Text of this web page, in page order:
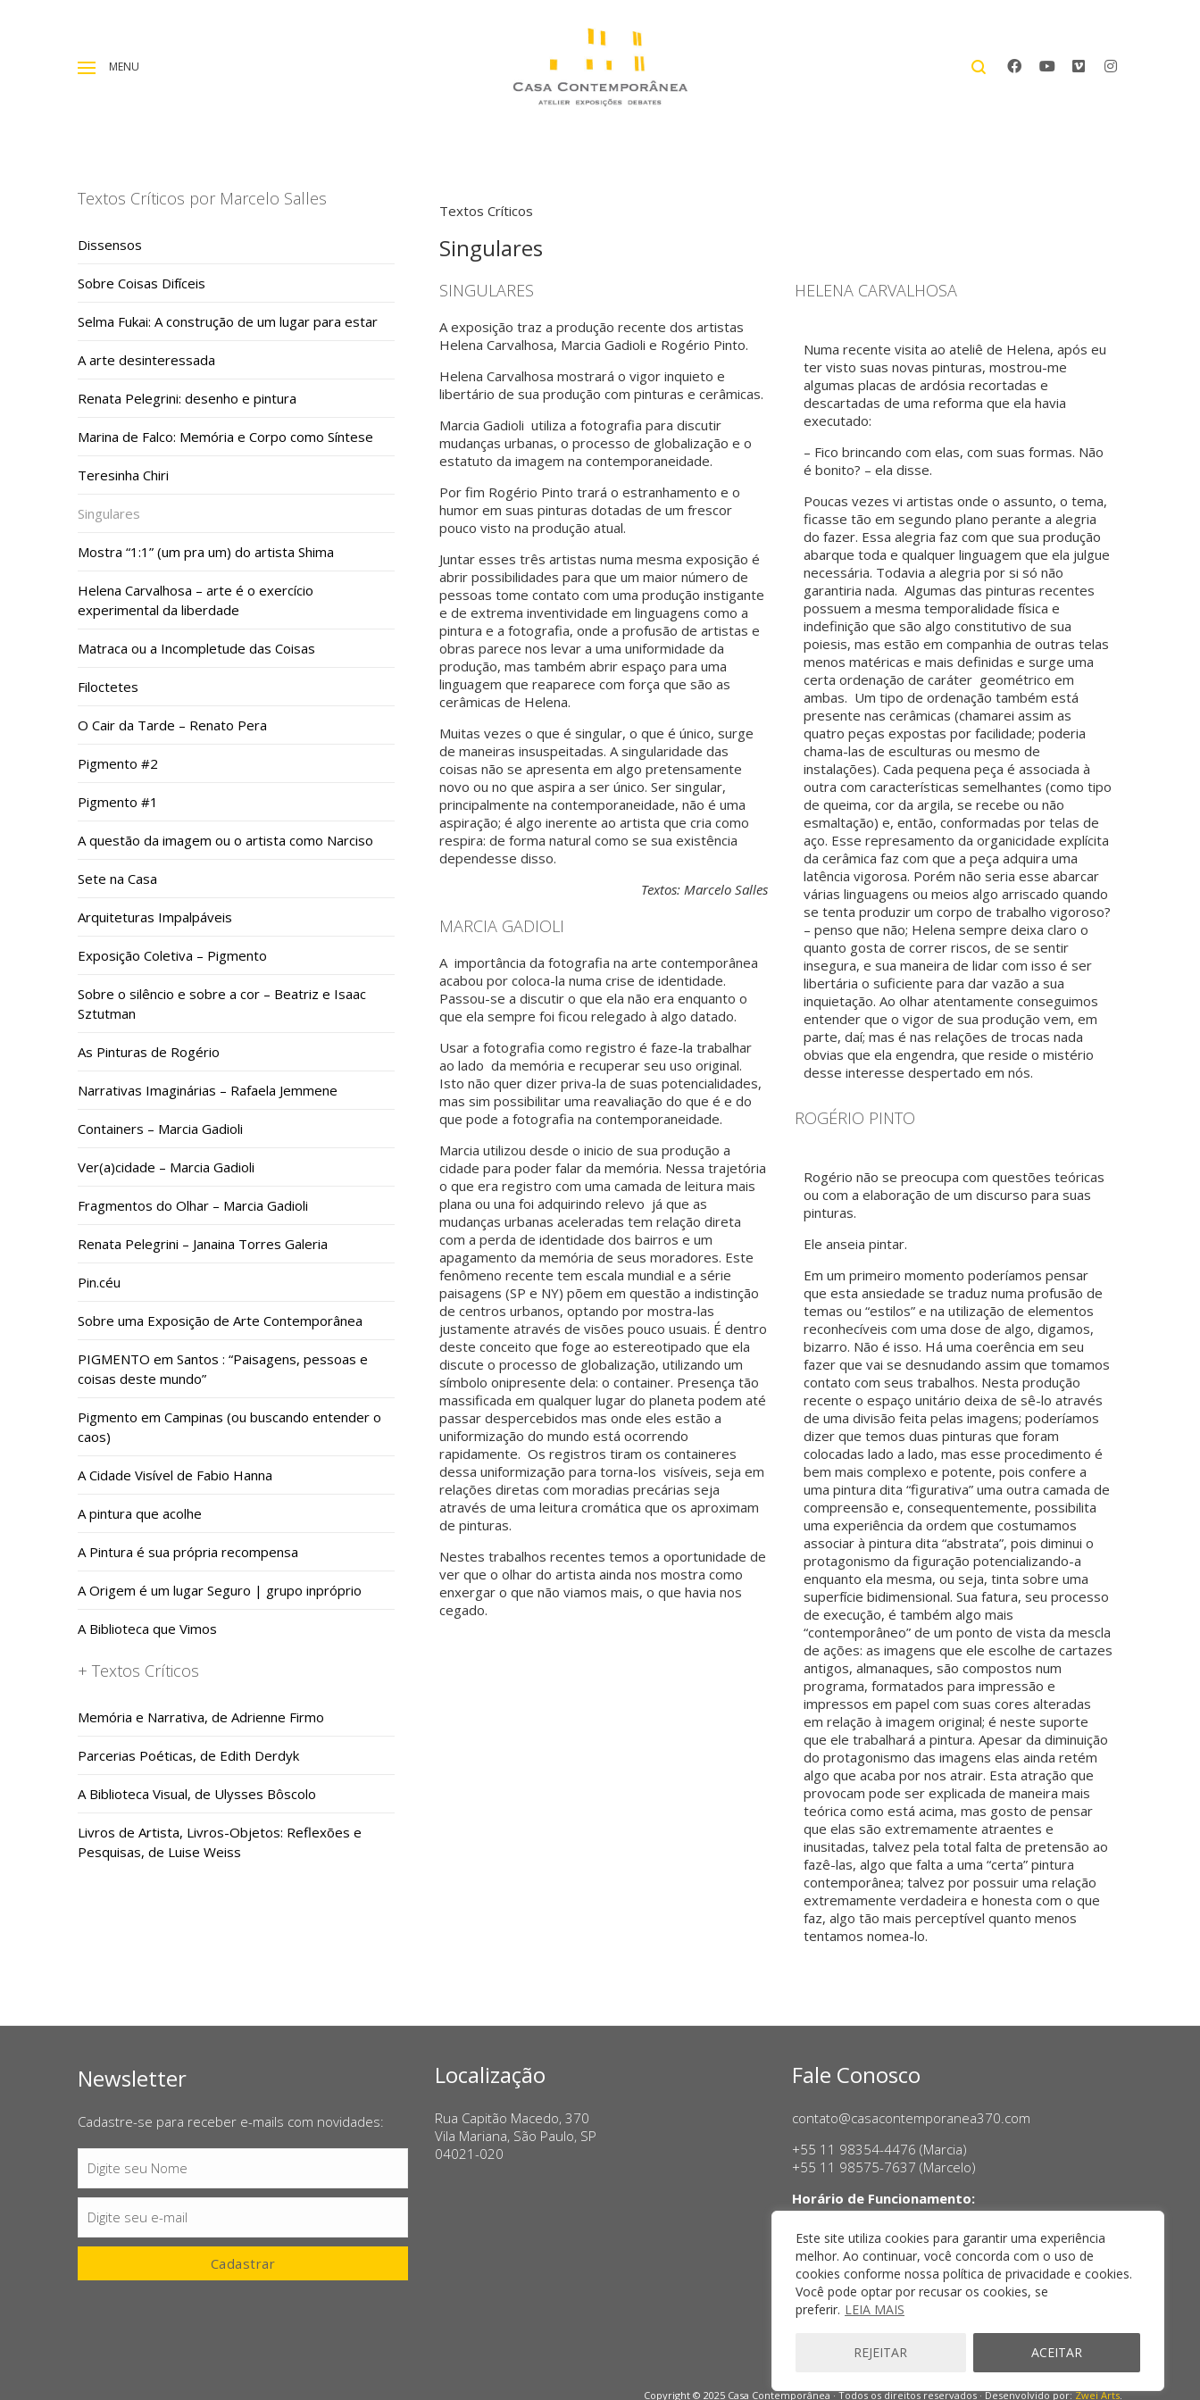
Este site utiliza cookies para garantir uma experiência
melhor. Ao continuar, você concorda com o uso de
cookies conforme nossa política de privacidade e cookies.
Você pode optar por recusar os cookies, se
preferir. LEIA MAIS
REJEITAR ACEITAR
MENU
Textos Críticos
Singulares
SINGULARES
A exposição traz a produção recente dos artistas
Helena Carvalhosa, Marcia Gadioli e Rogério Pinto.
Helena Carvalhosa mostrará o vigor inquieto e
libertário de sua produção com pinturas e cerâmicas.
Marcia Gadioli utiliza a fotografia para discutir
mudanças urbanas, o processo de globalização e o
estatuto da imagem na contemporaneidade.
Por fim Rogério Pinto trará o estranhamento e o
humor em suas pinturas dotadas de um frescor
pouco visto na produção atual.
Juntar esses três artistas numa mesma exposição é
abrir possibilidades para que um maior número de
pessoas tome contato com uma produção instigante
e de extrema inventividade em linguagens como a
pintura e a fotografia, onde a profusão de artistas e
obras parece nos levar a uma uniformidade da
produção, mas também abrir espaço para uma
linguagem que reaparece com força que são as
cerâmicas de Helena.
Muitas vezes o que é singular, o que é único, surge
de maneiras insuspeitadas. A singularidade das
coisas não se apresenta em algo pretensamente
novo ou no que aspira a ser único. Ser singular,
principalmente na contemporaneidade, não é uma
aspiração; é algo inerente ao artista que cria como
respira: de forma natural como se sua existência
dependesse disso.
Textos: Marcelo Salles
MARCIA GADIOLI
A importância da fotografia na arte contemporânea
acabou por coloca-la numa crise de identidade.
Passou-se a discutir o que ela não era enquanto o
que ela sempre foi ficou relegado à algo datado.
Usar a fotografia como registro é faze-la trabalhar
ao lado da memória e recuperar seu uso original.
Isto não quer dizer priva-la de suas potencialidades,
mas sim possibilitar uma reavaliação do que é e do
que pode a fotografia na contemporaneidade.
Marcia utilizou desde o inicio de sua produção a
cidade para poder falar da memória. Nessa trajetória
o que era registro com uma camada de leitura mais
plana ou una foi adquirindo relevo já que as
mudanças urbanas aceleradas tem relação direta
com a perda de identidade dos bairros e um
apagamento da memória de seus moradores. Este
fenômeno recente tem escala mundial e a série
paisagens (SP e NY) põem em questão a indistinção
de centros urbanos, optando por mostra-las
justamente através de visões pouco usuais. É dentro
deste conceito que foge ao estereotipado que ela
discute o processo de globalização, utilizando um
símbolo onipresente dela: o container. Presença tão
massificada em qualquer lugar do planeta podem até
passar despercebidos mas onde eles estão a
uniformização do mundo está ocorrendo
rapidamente. Os registros tiram os containeres
dessa uniformização para torna-los visíveis, seja em
relações diretas com moradias precárias seja
através de uma leitura cromática que os aproximam
de pinturas.
Nestes trabalhos recentes temos a oportunidade de
ver que o olhar do artista ainda nos mostra como
enxergar o que não viamos mais, o que havia nos
cegado.
HELENA CARVALHOSA
Numa recente visita ao ateliê de Helena, após eu
ter visto suas novas pinturas, mostrou-me
algumas placas de ardósia recortadas e
descartadas de uma reforma que ela havia
executado:
– Fico brincando com elas, com suas formas. Não
é bonito? – ela disse.
Poucas vezes vi artistas onde o assunto, o tema,
ficasse tão em segundo plano perante a alegria
do fazer. Essa alegria faz com que sua produção
abarque toda e qualquer linguagem que ela julgue
necessária. Todavia a alegria por si só não
garantiria nada. Algumas das pinturas recentes
possuem a mesma temporalidade física e
indefinição que são algo constitutivo de sua
poiesis, mas estão em companhia de outras telas
menos matéricas e mais definidas e surge uma
certa ordenação de caráter geométrico em
ambas. Um tipo de ordenação também está
presente nas cerâmicas (chamarei assim as
quatro peças expostas por facilidade; poderia
chama-las de esculturas ou mesmo de
instalações). Cada pequena peça é associada à
outra com características semelhantes (como tipo
de queima, cor da argila, se recebe ou não
esmaltação) e, então, conformadas por telas de
aço. Esse represamento da organicidade explícita
da cerâmica faz com que a peça adquira uma
latência vigorosa. Porém não seria esse abarcar
várias linguagens ou meios algo arriscado quando
se tenta produzir um corpo de trabalho vigoroso?
– penso que não; Helena sempre deixa claro o
quanto gosta de correr riscos, de se sentir
insegura, e sua maneira de lidar com isso é ser
libertária o suficiente para dar vazão a sua
inquietação. Ao olhar atentamente conseguimos
entender que o vigor de sua produção vem, em
parte, daí; mas é nas relações de trocas nada
obvias que ela engendra, que reside o mistério
desse interesse despertado em nós.
ROGÉRIO PINTO
Rogério não se preocupa com questões teóricas
ou com a elaboração de um discurso para suas
pinturas.
Ele anseia pintar.
Em um primeiro momento poderíamos pensar
que esta ansiedade se traduz numa profusão de
temas ou “estilos” e na utilização de elementos
reconhecíveis com uma dose de algo, digamos,
bizarro. Não é isso. Há uma coerência em seu
fazer que vai se desnudando assim que tomamos
contato com seus trabalhos. Nesta produção
recente o espaço unitário deixa de sê-lo através
de uma divisão feita pelas imagens; poderíamos
dizer que temos duas pinturas que foram
colocadas lado a lado, mas esse procedimento é
bem mais complexo e potente, pois confere a
uma pintura dita “figurativa” uma outra camada de
compreensão e, consequentemente, possibilita
uma experiência da ordem que costumamos
associar à pintura dita “abstrata”, pois diminui o
protagonismo da figuração potencializando-a
enquanto ela mesma, ou seja, tinta sobre uma
superfície bidimensional. Sua fatura, seu processo
de execução, é também algo mais
“contemporâneo” de um ponto de vista da mescla
de ações: as imagens que ele escolhe de cartazes
antigos, almanaques, são compostos num
programa, formatados para impressão e
impressos em papel com suas cores alteradas
em relação à imagem original; é neste suporte
que ele trabalhará a pintura. Apesar da diminuição
do protagonismo das imagens elas ainda retém
algo que acaba por nos atrair. Esta atração que
provocam pode ser explicada de maneira mais
teórica como está acima, mas gosto de pensar
que elas são extremamente atraentes e
inusitadas, talvez pela total falta de pretensão ao
fazê-las, algo que falta a uma “certa” pintura
contemporânea; talvez por possuir uma relação
extremamente verdadeira e honesta com o que
faz, algo tão mais perceptível quanto menos
tentamos nomea-lo.
Textos Críticos por Marcelo Salles
Dissensos
Sobre Coisas Difíceis
Selma Fukai: A construção de um lugar para estar
A arte desinteressada
Renata Pelegrini: desenho e pintura
Marina de Falco: Memória e Corpo como Síntese
Teresinha Chiri
Singulares
Mostra “1:1” (um pra um) do artista Shima
Helena Carvalhosa – arte é o exercício
experimental da liberdade
Matraca ou a Incompletude das Coisas
Filoctetes
O Cair da Tarde – Renato Pera
Pigmento #2
Pigmento #1
A questão da imagem ou o artista como Narciso
Sete na Casa
Arquiteturas Impalpáveis
Exposição Coletiva – Pigmento
Sobre o silêncio e sobre a cor – Beatriz e Isaac
Sztutman
As Pinturas de Rogério
Narrativas Imaginárias – Rafaela Jemmene
Containers – Marcia Gadioli
Ver(a)cidade – Marcia Gadioli
Fragmentos do Olhar – Marcia Gadioli
Renata Pelegrini – Janaina Torres Galeria
Pin.céu
Sobre uma Exposição de Arte Contemporânea
PIGMENTO em Santos : “Paisagens, pessoas e
coisas deste mundo”
Pigmento em Campinas (ou buscando entender o
caos)
A Cidade Visível de Fabio Hanna
A pintura que acolhe
A Pintura é sua própria recompensa
A Origem é um lugar Seguro | grupo inpróprio
A Biblioteca que Vimos
+ Textos Críticos
Memória e Narrativa, de Adrienne Firmo
Parcerias Poéticas, de Edith Derdyk
A Biblioteca Visual, de Ulysses Bôscolo
Livros de Artista, Livros-Objetos: Reflexões e
Pesquisas, de Luise Weiss
Newsletter
Cadastre-se para receber e-mails com novidades:
Nome
Digite seu Nome
E-
mail
Digite seu e-mail
Cadastrar
Localização
Rua Capitão Macedo, 370
Vila Mariana, São Paulo, SP
04021-020
Fale Conosco
contato@casacontemporanea370.com
+55 11 98354-4476 (Marcia)
+55 11 98575-7637 (Marcelo)
Horário de Funcionamento:
Terça a sexta-feira, das 14h às 18h
Sábado das 11h às 17h
Copyright © 2025 Casa Contemporânea · Todos os direitos reservados · Desenvolvido por:Zwei Arts.